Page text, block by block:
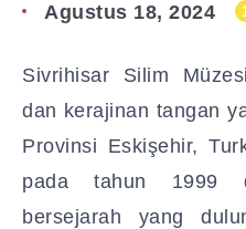
Agustus 18, 2024
Sivrihisar Silim
dan kerajinan tangan
Provinsi Eskişehir,
pada tahun 1999
bersejarah yang